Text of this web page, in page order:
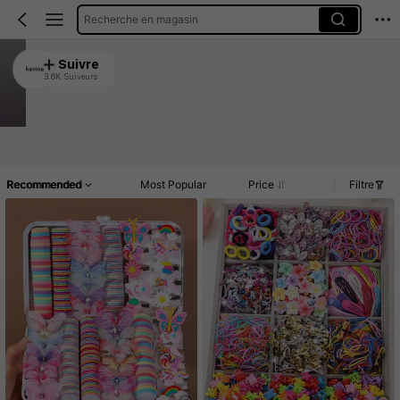
Recherche en magasin
kevina
4.92
Suivre
3.6K Suiveurs
Recommended Most Popular Price Filtre